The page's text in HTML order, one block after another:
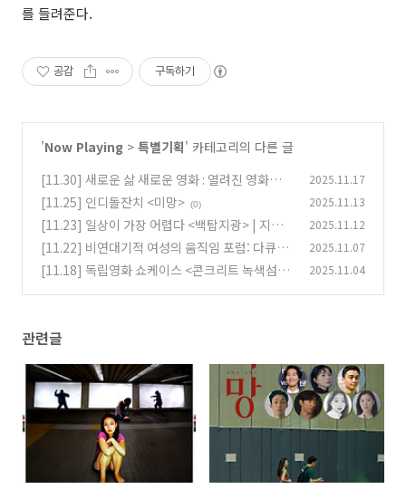
를 들려준다.
공감 구독하기
'Now Playing > 특별기획' 카테고리의 다른 글
[11.30] 새로운 삶 새로운 영화 : 열려진 영화를
위하여 2025
(0)
2025.11.17
[11.25] 인디돌잔치 <미망> (0) 2025.11.13
[11.23] 일상이 가장 어렵다 <백탑지광> | 지하
실
(0)
2025.11.12
[11.22] 비연대기적 여성의 움직임 포럼: 다큐와
에세이의 가장자리 (0)
2025.11.07
[11.18] 독립영화 쇼케이스 <콘크리트 녹색섬> 2025.11.04
관련글